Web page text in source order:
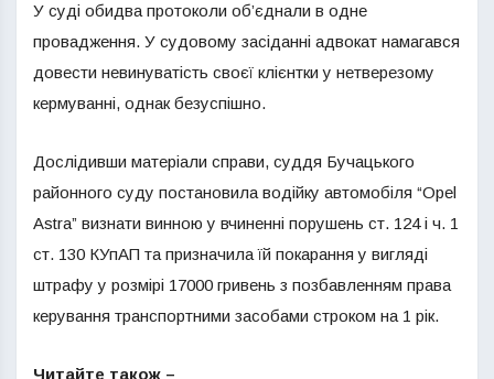
У суді обидва протоколи об’єднали в одне
провадження. У судовому засіданні адвокат намагався
довести невинуватість своєї клієнтки у нетверезому
кермуванні, однак безуспішно.
Дослідивши матеріали справи, суддя Бучацького
районного суду постановила водійку автомобіля “Оpel
Astra” визнати винною у вчиненні порушень ст. 124 і ч. 1
ст. 130 КУпАП та призначила їй покарання у вигляді
штрафу у розмірі 17000 гривень з позбавленням права
керування транспортними засобами строком на 1 рік.
Читайте також –